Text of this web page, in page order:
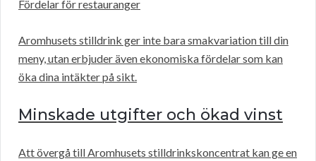
Fördelar för restauranger
Aromhusets stilldrink ger inte bara smakvariation till din
meny, utan erbjuder även ekonomiska fördelar som kan
öka dina intäkter på sikt.
Minskade utgifter och ökad vinst
Att övergå till Aromhusets stilldrinkskoncentrat kan ge en